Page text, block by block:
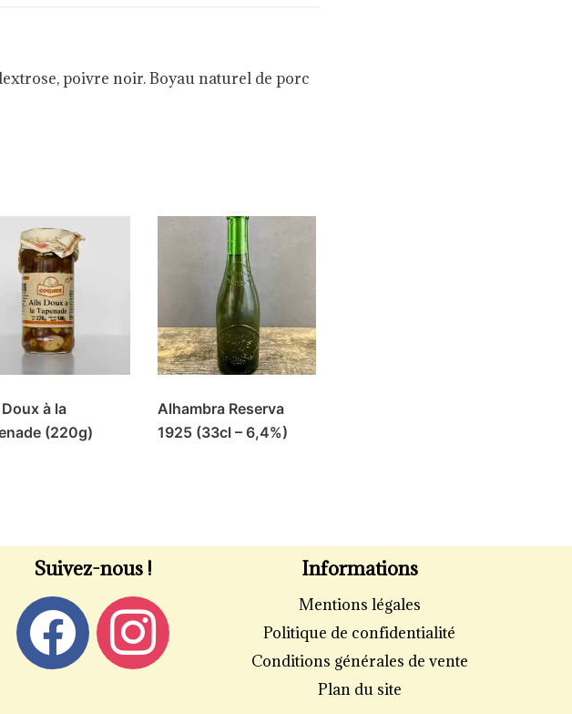
poivre noir. Boyau naturel de porc
à la
(220g)
Alhambra Reserva
1925 (33cl – 6,4%)
Suivez-nous ! Informations
Mentions légales
Politique de confidentialité
Conditions générales de vente
Plan du site